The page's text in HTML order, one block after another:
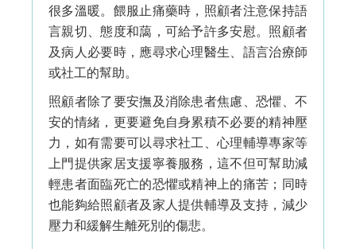
很多溫暖。餵服止痛藥時，照顧者注意保持語
言親切、態度和藹，可給予許多安慰。照顧者
及病人必要時，應尋求心理醫生、語言治療師
或社工的幫助。
照顧者除了要安撫及消除患者焦慮、恐懼、不
安的情緒，更要避免自身累積不必要的精神壓
力，如有需要可以尋求社工、心理輔導專家等
上門提供家居支援寧養服務，這不但可幫助減
輕患者面臨死亡的恐懼或精神上的痛苦；同時
也能夠給照顧者及家人提供輔導及支持，減少
壓力和緩解生離死別的傷悲。